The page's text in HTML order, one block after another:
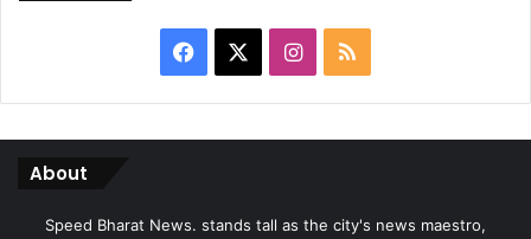
Facebook Instagram
RSS
About
Speed Bharat News. stands tall as the city's news maestro,